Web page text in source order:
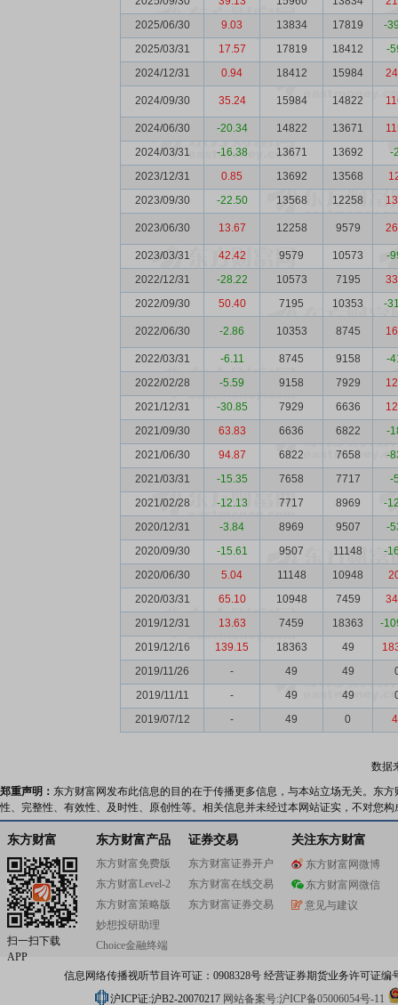
2025/06/30
9.03 13834 17819
-
2025/03/31
17.57 17819 18412
-
2024/12/31
0.94 18412 15984
2024/09/30 35.24 15984 14822
2024/06/30 -20.34 14822 13671
2024/03/31
-16.38 13671 13692
-
2023/12/31
0.85 13692 13568
2023/09/30
-22.50 13568 12258
2023/06/30 13.67 12258 9579
2023/03/31 42.42 9579 10573
-
2022/12/31
-28.22 10573 7195
2022/09/30
50.40 7195 10353 -
2022/06/30 -2.86 10353 8745
2022/03/31 -6.11 8745 9158
-
2022/02/28
-5.59 9158 7929
2021/12/31
-30.85 7929 6636
2021/09/30
63.83 6636 6822
-
2021/06/30
94.87 6822 7658
-
2021/03/31
-15.35 7658 7717
-
2021/02/28
-12.13 7717 8969
-
2020/12/31
-3.84 8969 9507
-
2020/09/30
-15.61 9507 11148
-
2020/06/30
5.04 11148 10948
2020/03/31
65.10 10948 7459
2019/12/31
13.63 7459 18363
-
2019/12/16
139.15 18363 49
2019/11/26
- 49 49
2019/11/11
- 49 49
2019/07/12
- 49 0
数据
郑重声明： 东方财富网发布此信息的目的在于传播更多信息，与本站立场无关。东
性、完整性、有效性、及时性、原创性等。相关信息并未经过本网站证实，不对您
东方财富
扫一扫下载
APP
东方财富产品
东方财富免费版
东方财富Level-2
东方财富策略版
妙想投研助理
Choice金融终端
证券交易
东方财富证券开户
东方财富在线交易
东方财富证券交易
关注东方财富
东方财富网微博
东方财富网微信
意见与建议
信息网络传播视听节目许可证：0908328号 经营证券期货业务许可证编
沪ICP证:沪B2-20070217 网站备案号:沪ICP备05006054号-11